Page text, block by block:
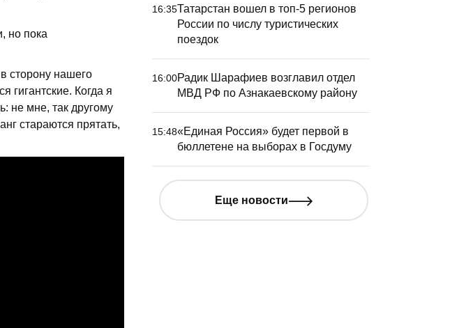
но пока
сторону нашего
гигантские. Когда я
не мне, так другому
стараются прятать,
16:35Татарстан вошел в топ-5 регионов
России по числу туристических
поездок
16:00Радик Шарафиев возглавил отдел
МВД РФ по Азнакаевскому району
15:48«Единая Россия» будет первой в
бюллетене на выборах в Госдуму
Еще новости